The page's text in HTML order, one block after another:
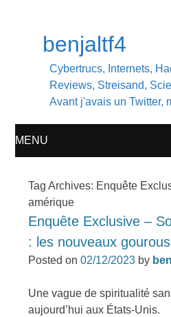
benjaltf4
Cybertrucs, Internets,
Reviews, Streisand,
Avant j'avais un Twitter,
MENU
TO
CONTENT
Tag Archives: Enquête
amérique
Enquête Exclusive –
: les nouveaux
Posted on02/12/2023 by
Une vague de spiritualité
aujourd’hui aux États-Unis.